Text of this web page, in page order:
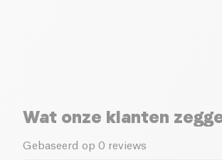
Wat onze klanten
Gebaseerd op 0 reviews